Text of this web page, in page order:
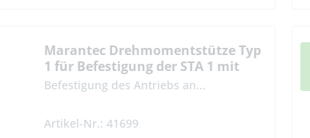
Marantec Drehmomentstütze Typ
1 für Befestigung der STA 1 mit
Vielzahn-Hohlwelle
Befestigung des Antriebs an...
Artikel-Nr.: 41699